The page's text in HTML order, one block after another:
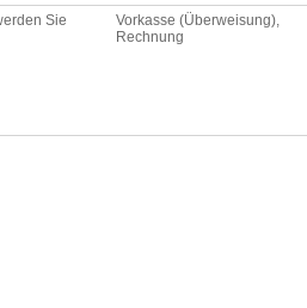
Sie
Vorkasse (Überweisung),
Rechnung